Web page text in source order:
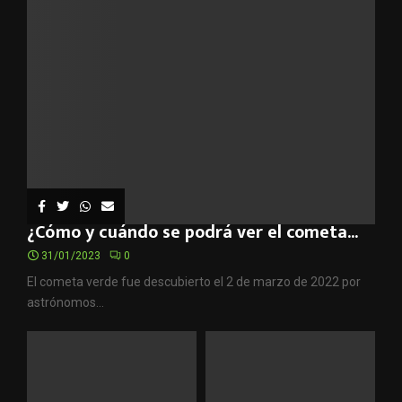
¿Cómo y cuándo se podrá ver el cometa...
31/01/2023 0
El cometa verde fue descubierto el 2 de marzo de 2022 por
astrónomos...